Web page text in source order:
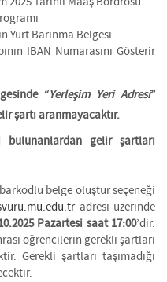
Yurt Barınma Belgesi
İBAN Numarasını Gösterir
“Yerleşim Yeri Adresi”
şartı aranmayacaktır.
gelir şartları
belge oluştur seçeneği
adresi üzerinde
Pazartesi saat 17:00’dir.
öğrencilerin gerekli şartları
Gerekli şartları taşımadığı